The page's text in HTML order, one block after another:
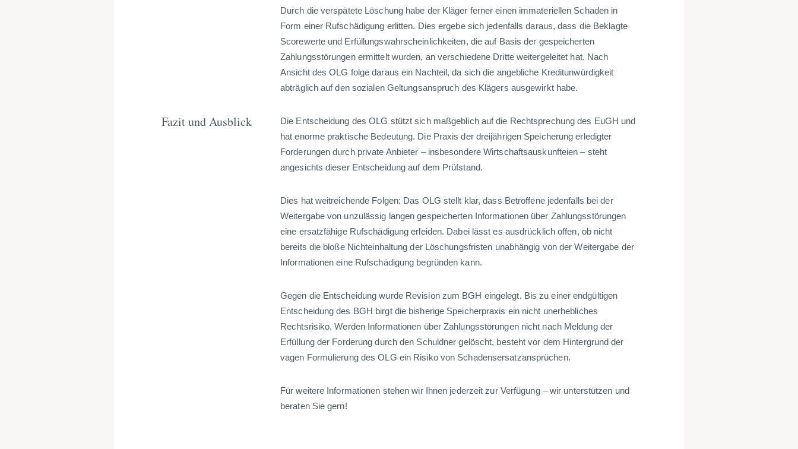
Durch die verspätete Löschung habe der Kläger ferner einen immateriellen Schaden in
Form einer Rufschädigung erlitten. Dies ergebe sich jedenfalls daraus, dass die Beklagte
Scorewerte und Erfüllungswahrscheinlichkeiten, die auf Basis der gespeicherten
Zahlungsstörungen ermittelt wurden, an verschiedene Dritte weitergeleitet hat. Nach
Ansicht des OLG folge daraus ein Nachteil, da sich die angebliche Kreditunwürdigkeit
abträglich auf den sozialen Geltungsanspruch des Klägers ausgewirkt habe.
Fazit und Ausblick
Die Entscheidung des OLG stützt sich maßgeblich auf die Rechtsprechung des EuGH und
hat enorme praktische Bedeutung. Die Praxis der dreijährigen Speicherung erledigter
Forderungen durch private Anbieter – insbesondere Wirtschaftsauskunfteien – steht
angesichts dieser Entscheidung auf dem Prüfstand.
Dies hat weitreichende Folgen: Das OLG stellt klar, dass Betroffene jedenfalls bei der
Weitergabe von unzulässig langen gespeicherten Informationen über Zahlungsstörungen
eine ersatzfähige Rufschädigung erleiden. Dabei lässt es ausdrücklich offen, ob nicht
bereits die bloße Nichteinhaltung der Löschungsfristen unabhängig von der Weitergabe der
Informationen eine Rufschädigung begründen kann.
Gegen die Entscheidung wurde Revision zum BGH eingelegt. Bis zu einer endgültigen
Entscheidung des BGH birgt die bisherige Speicherpraxis ein nicht unerhebliches
Rechtsrisiko. Werden Informationen über Zahlungsstörungen nicht nach Meldung der
Erfüllung der Forderung durch den Schuldner gelöscht, besteht vor dem Hintergrund der
vagen Formulierung des OLG ein Risiko von Schadensersatzansprüchen.
Für weitere Informationen stehen wir Ihnen jederzeit zur Verfügung – wir unterstützen und
beraten Sie gern!